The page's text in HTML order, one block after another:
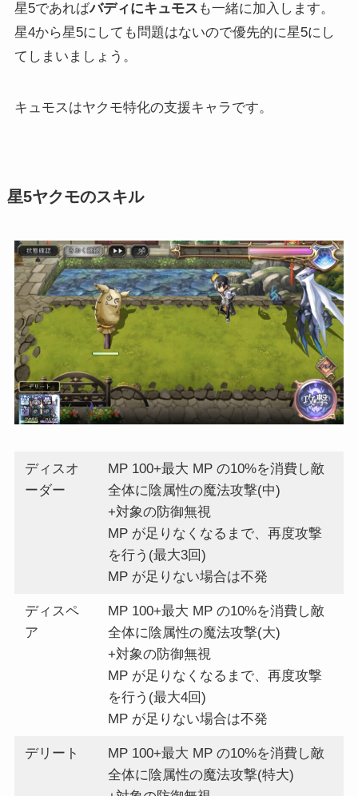
星5であればバディにキュモス も一緒に加入します。
星4から星5にしても問題はないので優先的に星5にし
てしまいましょう。
キュモスはヤクモ特化の支援キャラです。
星5ヤクモのスキル
ディスオ
ーダー
MP 100+最大 MP の10%を消費し敵
全体に陰属性の魔法攻撃(中)
+対象の防御無視
MP が足りなくなるまで、再度攻撃
を行う(最大3回)
MP が足りない場合は不発
ディスペ
ア
MP 100+最大 MP の10%を消費し敵
全体に陰属性の魔法攻撃(大)
+対象の防御無視
MP が足りなくなるまで、再度攻撃
を行う(最大4回)
MP が足りない場合は不発
デリート
MP 100+最大 MP の10%を消費し敵
全体に陰属性の魔法攻撃(特大)